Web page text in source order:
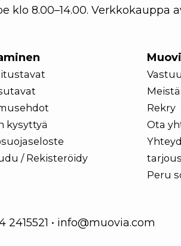
klo 8.00–14.00. Verkkokauppa
kysyttyä
/ Rekisteröidy
Meistä
Rekry
Ota
Peru
2415521 • info@muovia.com